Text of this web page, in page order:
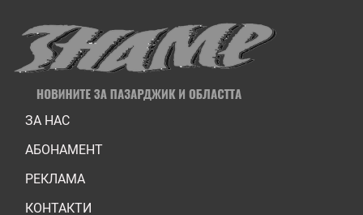
ЗА НАС
АБОНАМЕНТ
РЕКЛАМА
КОНТАКТИ